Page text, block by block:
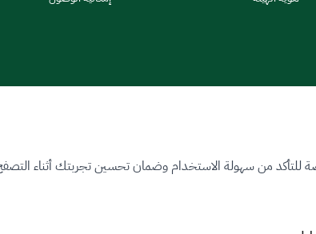
للتأكد من سهولة الاستخدام وضمان تحسين تجربتك أثناء